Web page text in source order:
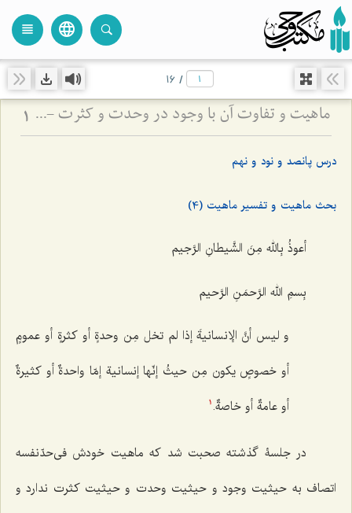
language
view_headline
/
16
ماهیت و تفاوت آن با وجود در وحدت و کثرت - تحلیل جایگاه احدیت و واحدیت در هویت ذات باری‌تعالی 1
درس پانصد و نود و نهم
بحث ماهیت و تفسیر ماهیت (4)
أعوذُ بِالله مِنَ الشَّیطانِ الرَّجیم
بِسمِ الله الرَّحمَنِ الرَّحیم
و لیس أنَّ الإنسانیةَ إذا لم تخل مِن وحدةٍ أو کثرةٍ أو عمومٍ
أو خصوصٍ یکون مِن حیثُ إنّها إنسانیة إمّا واحدةٌ أو کثیرةٌ
أو عامةٌ أو خاصةٌ. 1
در جلسۀ گذشته صحبت شد که ماهیت خودش فی‌حدّنفسه
اتصاف به حیثیت وجود و حیثیت وحدت و حیثیت کثرت ندارد و